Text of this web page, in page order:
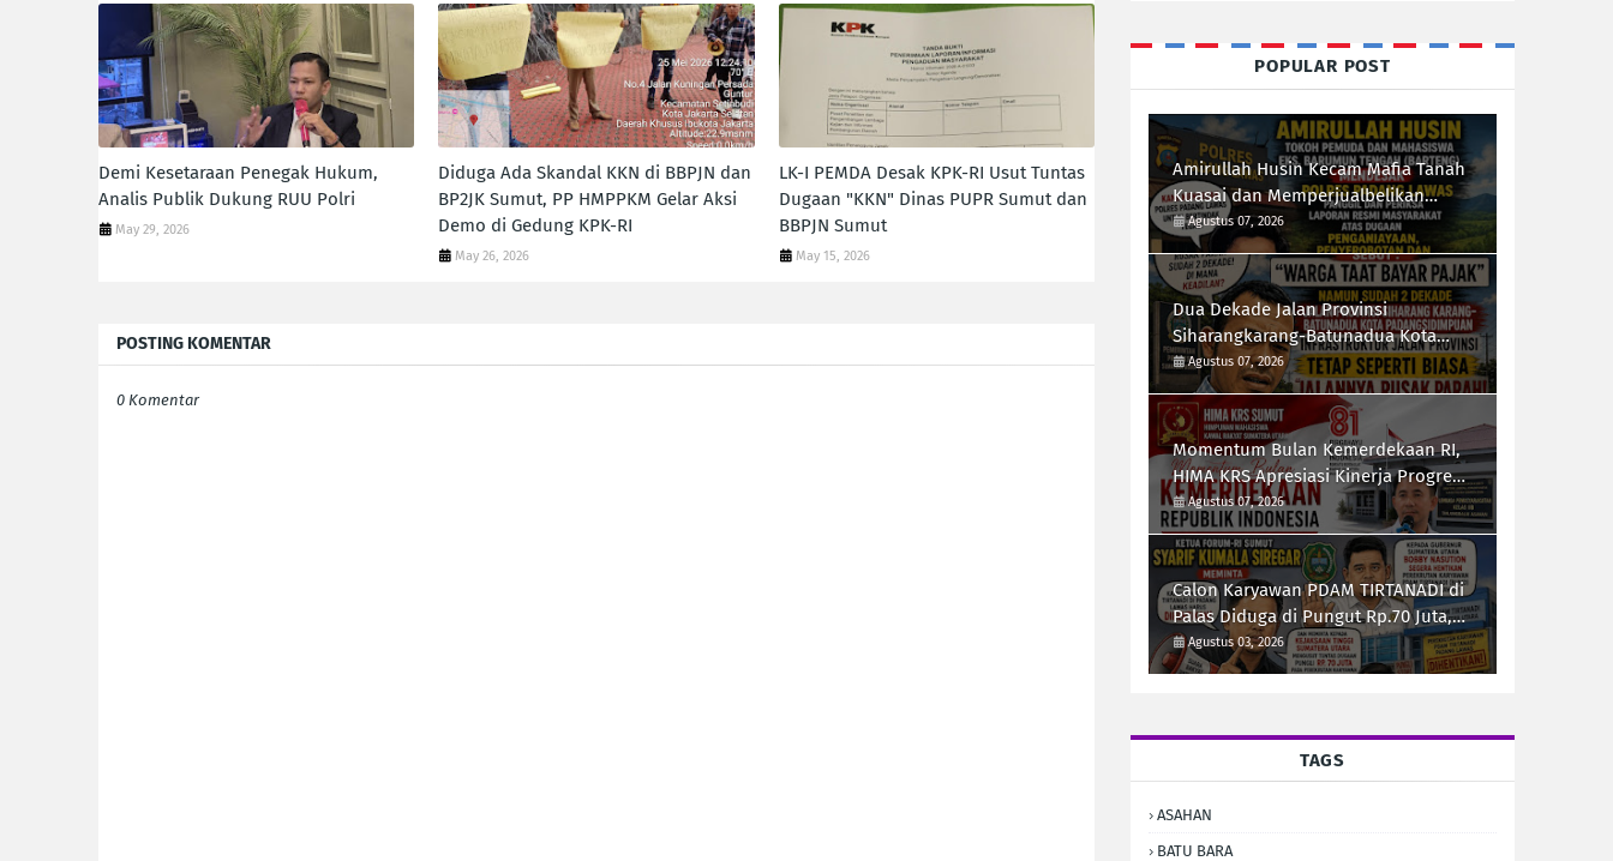
Demi Kesetaraan Penegak Hukum,
Analis Publik Dukung RUU Polri
May 29, 2026
Diduga Ada Skandal KKN di BBPJN dan
BP2JK Sumut, PP HMPPKM Gelar Aksi
Demo di Gedung KPK-RI
May 26, 2026
LK-I PEMDA Desak KPK-RI Usut Tuntas
Dugaan "KKN" Dinas PUPR Sumut dan
BBPJN Sumut
May 15, 2026
POSTING KOMENTAR
0 Komentar
POPULAR POST
Amirullah Husin Kecam Mafia Tanah
Kuasai dan Memperjualbelikan
Lahan Negara, Desak Polres Padang
Lawas Tindak Tegas Mafia Tanah
Agustus 07, 2026
Dua Dekade Jalan Provinsi
Siharangkarang-Batunadua Kota
Padangsidimpuan Rusak Parah,
Rahmad Taufik Dalimunthe Desak
Gubernur Sumut "Turun Tangan"
Agustus 07, 2026
Momentum Bulan Kemerdekaan RI,
HIMA KRS Apresiasi Kinerja Progresif
Kalapas Tanjungbalai, Refin Tua
Simanullang
Agustus 07, 2026
Calon Karyawan PDAM TIRTANADI di
Palas Diduga di Pungut Rp.70 Juta,
Syarif Kumala Siregar Minta Kejati
Sumut Usut Tuntas
Agustus 03, 2026
TAGS
ASAHAN
BATU BARA